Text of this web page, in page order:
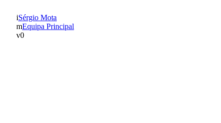
Sérgio Mota
Equipa Principal
0